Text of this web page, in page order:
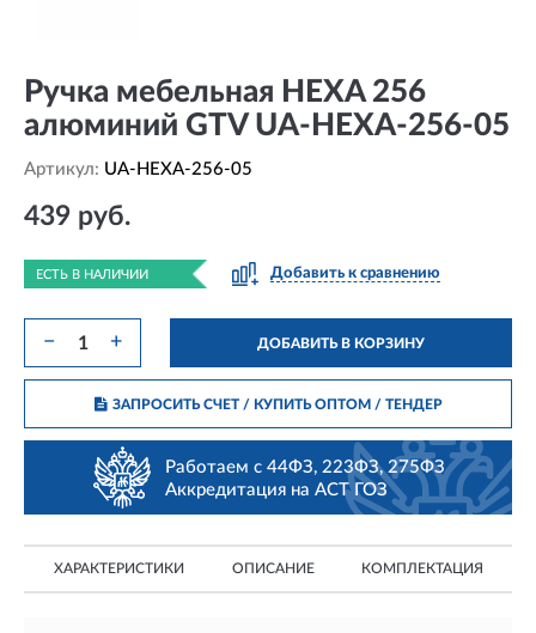
Ручка мебельная HEXA 256
алюминий GTV UA-HEXA-256-05
Артикул: UA-HEXA-256-05
439 руб.
ЕСТЬ В НАЛИЧИИ Добавить к сравнению
− + ДОБАВИТЬ В КОРЗИНУ
ЗАПРОСИТЬ СЧЕТ / КУПИТЬ ОПТОМ/ ТЕНДЕР
Работаем с 44ФЗ, 223ФЗ, 275ФЗ
Аккредитация на АСТ ГОЗ
ХАРАКТЕРИСТИКИ ОПИСАНИЕ КОМПЛЕКТАЦИЯ